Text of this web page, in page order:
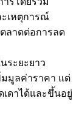
เหตุการณ์
ลาดต่อการลด
ระยะยาว
มูลค่าราคา แต่
เดาได้และขึ้นอยู่